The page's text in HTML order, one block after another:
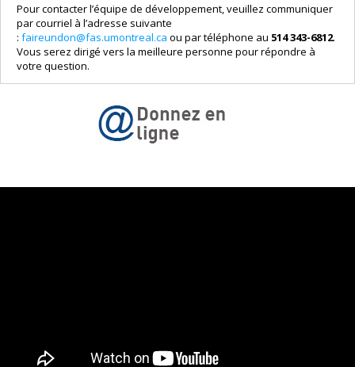
Pour contacter l’équipe de développement, veuillez communiquer
par courriel à l’adresse suivante
: faireundon@fas.umontreal.ca ou par téléphone au 514 343-6812.
Vous serez dirigé vers la meilleure personne pour répondre à
votre question.